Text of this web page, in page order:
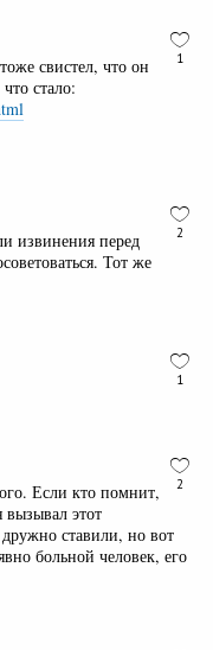
1
свистел, что он
стало:
2
извинения перед
Тот же
1
2
Если кто помнит,
этот
ставили, но вот
больной человек, его